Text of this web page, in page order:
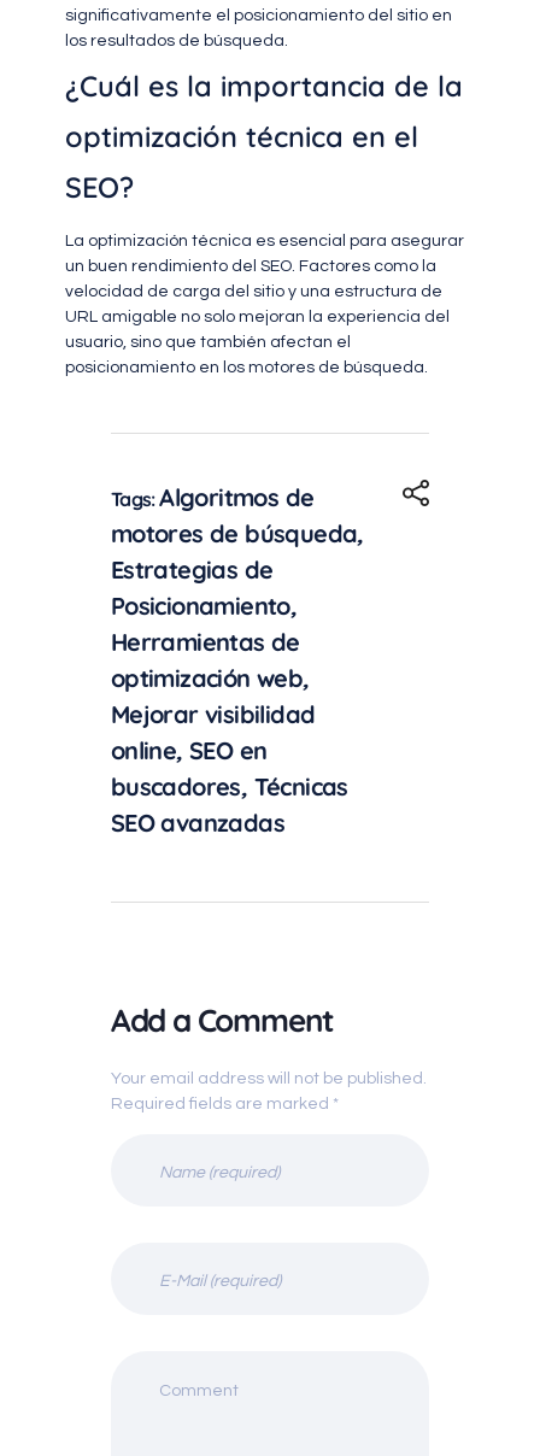
significativamente el posicionamiento del sitio en
los resultados de búsqueda.
¿Cuál es la importancia de la
optimización técnica en el
SEO?
La optimización técnica es esencial para asegurar
un buen rendimiento del SEO. Factores como la
velocidad de carga del sitio y una estructura de
URL amigable no solo mejoran la experiencia del
usuario, sino que también afectan el
posicionamiento en los motores de búsqueda.
Tags:Algoritmos de
motores de búsqueda,
Estrategias de
Posicionamiento,
Herramientas de
optimización web,
Mejorar visibilidad
online, SEO en
buscadores, Técnicas
SEO avanzadas
Add a Comment
Your email address will not be published.
Required fields are marked *